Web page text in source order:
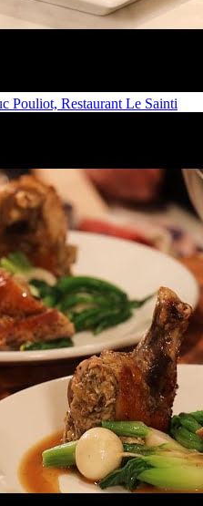
Pouliot, Restaurant Le Sainti